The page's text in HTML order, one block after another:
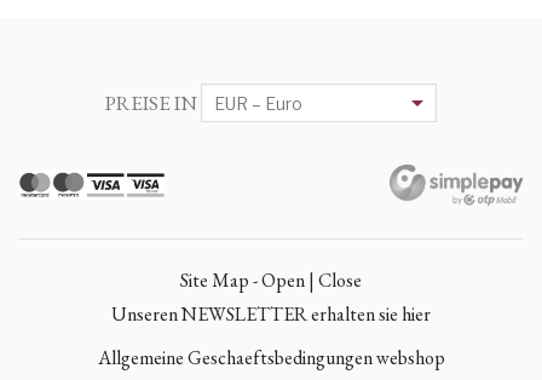
PREISE IN
Site Map - Open | Close
Unseren NEWSLETTER erhalten sie hier
Allgemeine Geschaeftsbedingungen webshop